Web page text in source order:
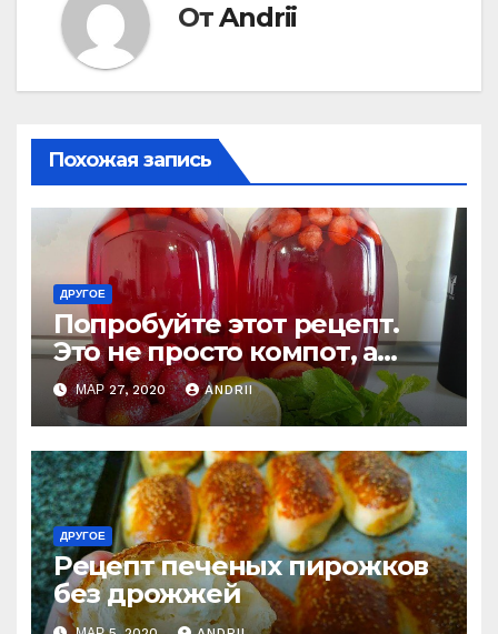
ОтAndrii
Похожая запись
ДРУГОЕ
Попробуйте этот рецепт.
Это не просто компот, а
настоящий клубничный
мохито!
МАР 27, 2020 ANDRII
ДРУГОЕ
Рецепт печеных пирожков
без дрожжей